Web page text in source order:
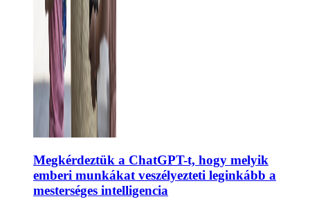
Megkérdeztük a ChatGPT-t, hogy melyik
emberi munkákat veszélyezteti leginkább a
mesterséges intelligencia